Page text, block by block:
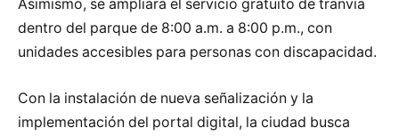
Asimismo, se ampliará el servicio gratuito de tranvía
dentro del parque de 8:00 a.m. a 8:00 p.m., con
unidades accesibles para personas con discapacidad.
Con la instalación de nueva señalización y la
implementación del portal digital, la ciudad busca